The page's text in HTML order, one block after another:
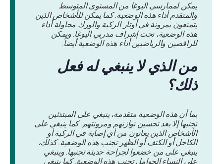
يمكن لممارسي اليوغا من المستوى المتوسط ​​
والمتقدم أداء هذه الوضعية. كما يمكن للأشخاص الذين
يتمتعون بمرونة في أوتار الركبة والورك محاولة أداء
هذه الوضعية، تحت إشراف مدربي اليوغا. ويمكن
للراقصين والرياضيين أداء هذه الوضعية أيضاً.
من الذي لا ينبغي له فعل
ذلك؟
بما أن هذه الوضعية متقدمة، ينبغي على المبتدئين
تجنبها إلا بعد تحسين توازنهم ومرونتهم. كما ينبغي على
الأشخاص الذين يعانون من أي إصابة في الركبة أو
الكاحل أو الكتف أو الظهر تجنب هذه الوضعية. كذلك،
ينبغي على من خضعوا لجراحة حديثة تجنبها. وينبغي
على النساء الحوامل تجنب هذه الوضعية. كما ينبغي